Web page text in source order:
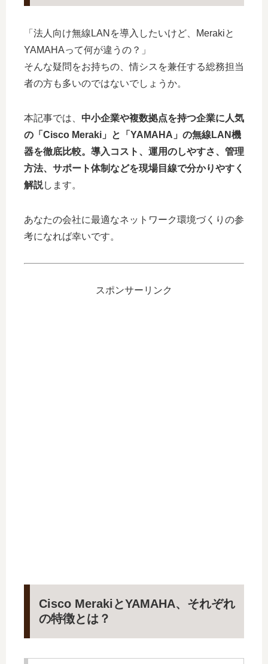
「法人向け無線LANを導入したいけど、Merakiと
YAMAHAって何が違うの？」
そんな疑問をお持ちの、情シスを兼任する総務担当
者の方も多いのではないでしょうか。
本記事では、 中小企業や複数拠点を持つ企業に人気
の「Cisco Meraki」と「YAMAHA」の無線LAN機
器を徹底比較。導入コスト、運用のしやすさ、管理
方法、サポート体制などを現場目線で分かりやすく
解説します。
あなたの会社に最適なネットワーク環境づくりの参
考になれば幸いです。
スポンサーリンク
Cisco MerakiとYAMAHA、それぞれ
の特徴とは？